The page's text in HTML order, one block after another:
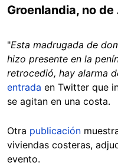
Groenlandia, no de
"Esta madrugada de
hizo presente en la
retrocedió, hay alarma
entrada en Twitter que
se agitan en una costa.
Otra publicación
viviendas costeras,
evento.